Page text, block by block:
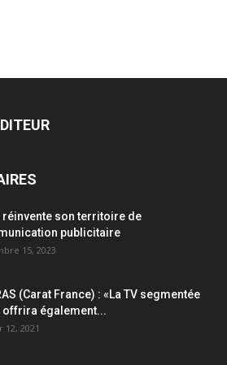
réinvente son territoire de
publicitaire
15, 2023
(Carat France) : «La TV segmentée
offrira également...
2021